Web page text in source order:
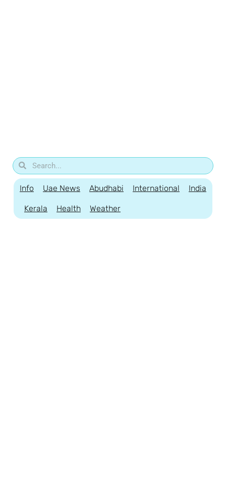
Info Uae News Abudhabi International India
Kerala Health Weather